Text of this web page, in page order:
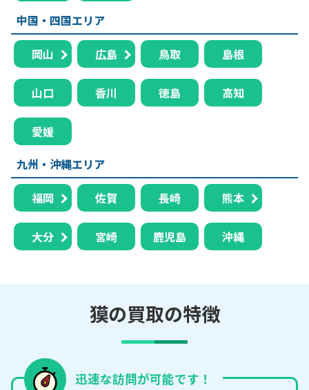
中国・四国エリア
岡山 広島 鳥取 島根
山口 香川 徳島 高知
愛媛
九州・沖縄エリア
福岡 佐賀 長崎 熊本
大分 宮崎 鹿児島 沖縄
獏の買取の特徴
迅速な訪問が可能です！